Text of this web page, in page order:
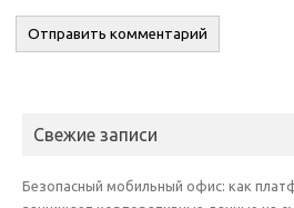
Свежие записи
Безопасный мобильный офис: как